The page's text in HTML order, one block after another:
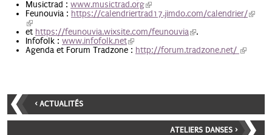
Musictrad : www.musictrad.org(link is external)
Feunouvia : https://calendriertrad17.jimdo.com/calendrier/(link is
(link is external)
et https://feunouvia.wixsite.com/feunouvia (link is external)
.
Infofolk : www.infofolk.net(link is external)
Agenda et Forum Tradzone : http://forum.tradzone.net/ (link is
‹ ACTUALITÉS
ATELIERS DANSES ›